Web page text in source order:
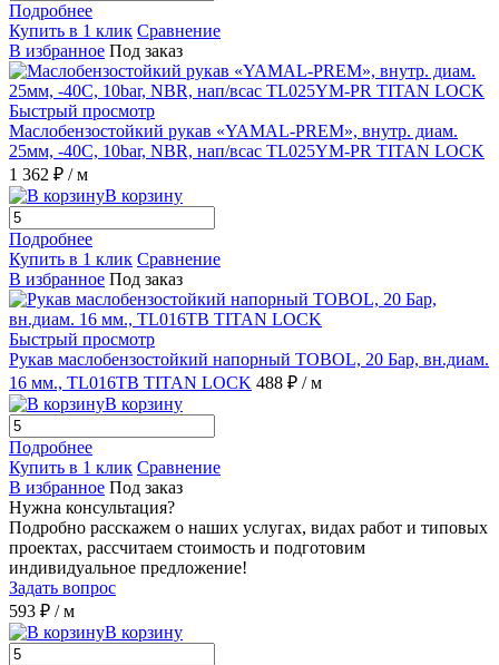
Подробнее
Купить в 1 клик Сравнение
В избранное Под заказ
Быстрый просмотр
Маслобензостойкий рукав «YAMAL-PREM», внутр. диам.
25мм, -40C, 10bar, NBR, нап/всас TL025YM-PR TITAN LOCK
1 362 ₽ / м
В корзину
Подробнее
Купить в 1 клик Сравнение
В избранное Под заказ
Быстрый просмотр
Рукав маслобензостойкий напорный TOBOL, 20 Бар, вн.диам.
16 мм., TL016TB TITAN LOCK 488 ₽ / м
В корзину
Подробнее
Купить в 1 клик Сравнение
В избранное Под заказ
Нужна консультация?
Подробно расскажем о наших услугах, видах работ и типовых
проектах, рассчитаем стоимость и подготовим
индивидуальное предложение!
Задать вопрос
593 ₽ / м
В корзину